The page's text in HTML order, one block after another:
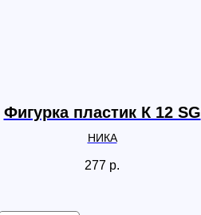
Фигурка пластик К 12 SG
НИКА
277 р.